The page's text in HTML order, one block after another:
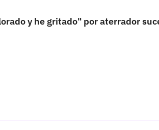
y he gritado" por aterrador